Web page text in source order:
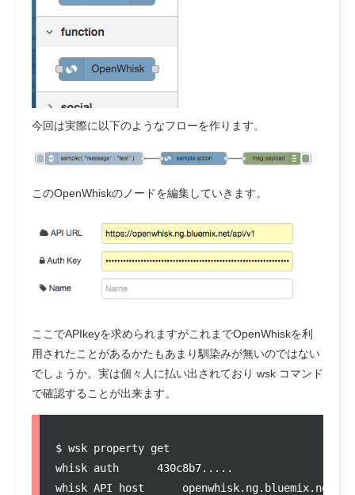
今回は実際に以下のようなフローを作ります。
このOpenWhiskのノードを編集していきます。
ここでAPIkeyを求められますがこれまでOpenWhiskを利
用されたことがあるかたもあまり馴染みが無いのではない
でしょうか。実は個々人に払い出されており wsk コマンド
で確認することが出来ます。
$ wsk property get
whisk auth      430c8b7.....
whisk API host      openwhisk.ng.bluemix.net